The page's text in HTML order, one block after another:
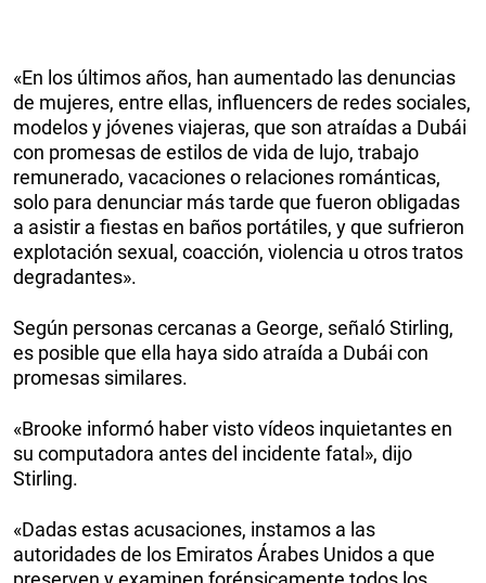
«En los últimos años, han aumentado las denuncias
de mujeres, entre ellas, influencers de redes sociales,
modelos y jóvenes viajeras, que son atraídas a Dubái
con promesas de estilos de vida de lujo, trabajo
remunerado, vacaciones o relaciones románticas,
solo para denunciar más tarde que fueron obligadas
a asistir a fiestas en baños portátiles, y que sufrieron
explotación sexual, coacción, violencia u otros tratos
degradantes».
Según personas cercanas a George, señaló Stirling,
es posible que ella haya sido atraída a Dubái con
promesas similares.
«Brooke informó haber visto vídeos inquietantes en
su computadora antes del incidente fatal», dijo
Stirling.
«Dadas estas acusaciones, instamos a las
autoridades de los Emiratos Árabes Unidos a que